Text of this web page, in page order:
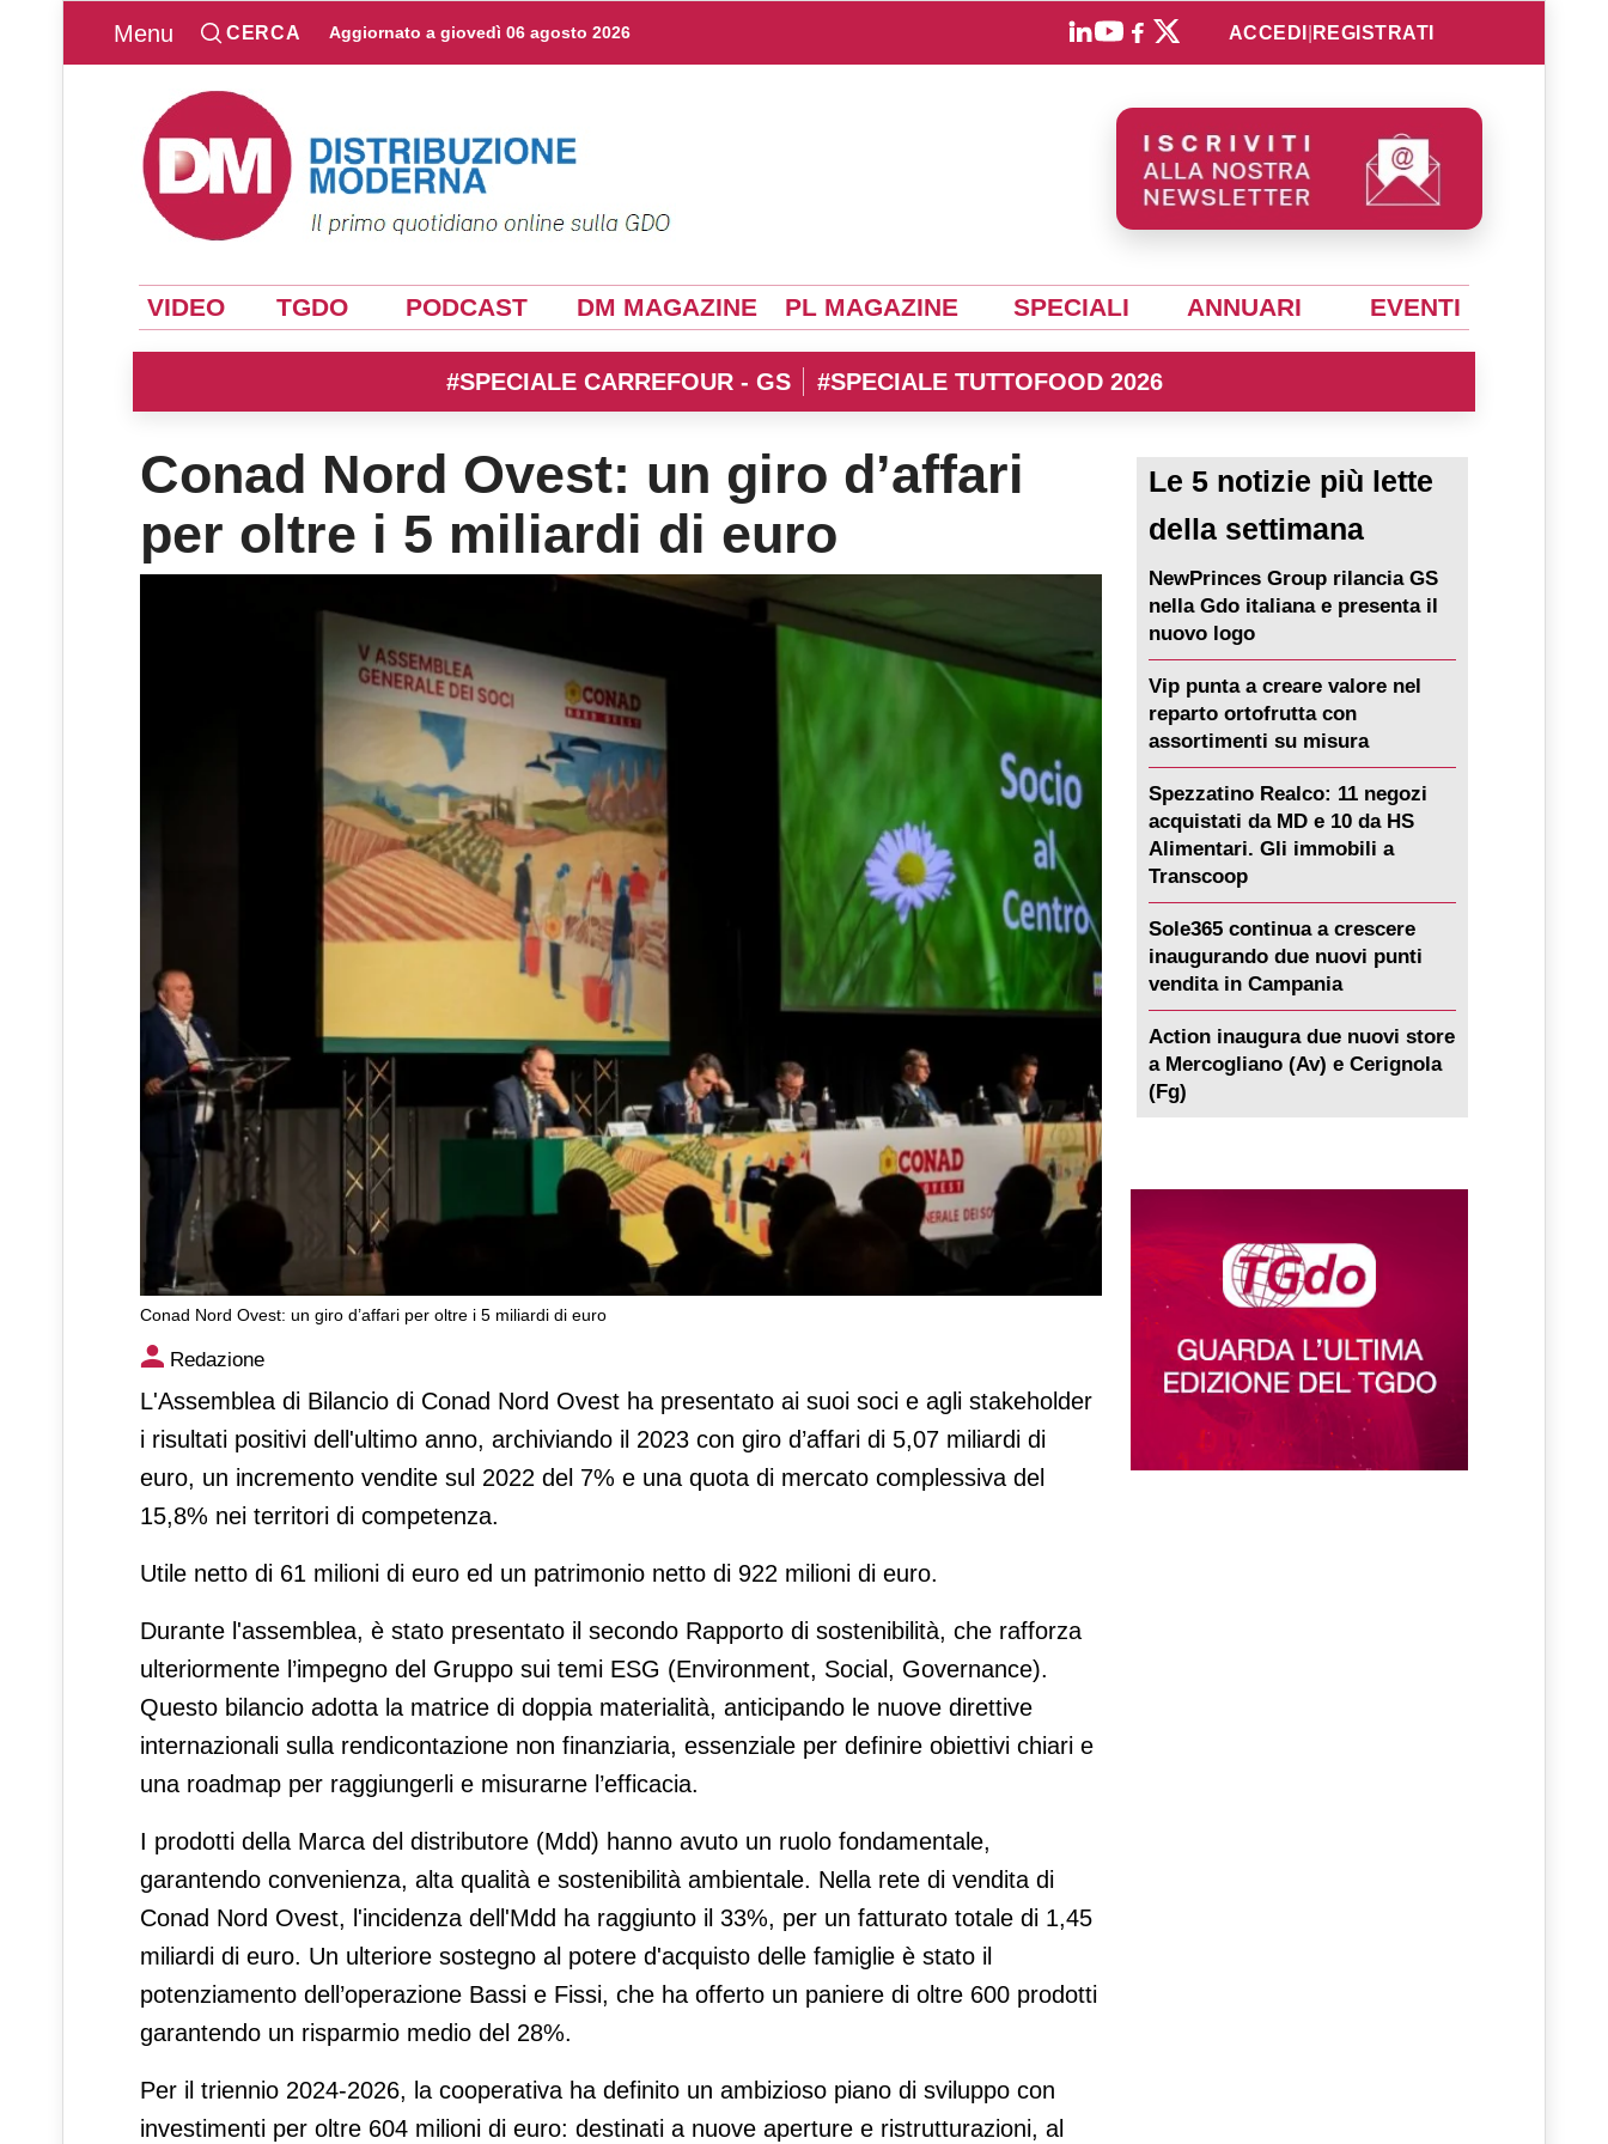
Menu CERCA Aggiornato a giovedì 06 agosto 2026 ACCEDI REGISTRATI
VIDEO TGDO PODCAST DM MAGAZINE PL MAGAZINE SPECIALI ANNUARI EVENTI
#SPECIALE CARREFOUR - GS #SPECIALE TUTTOFOOD 2026
Conad Nord Ovest: un giro d’affari
per oltre i 5 miliardi di euro
Conad Nord Ovest: un giro d’affari per oltre i 5 miliardi di euro
Conad Nord Ovest: un giro d’affari per oltre i 5 miliardi di euro
Redazione
L'Assemblea di Bilancio di Conad Nord Ovest ha presentato ai suoi soci e agli stakeholder
i risultati positivi dell'ultimo anno, archiviando il 2023 con giro d’affari di 5,07 miliardi di
euro, un incremento vendite sul 2022 del 7% e una quota di mercato complessiva del
15,8% nei territori di competenza.
Utile netto di 61 milioni di euro ed un patrimonio netto di 922 milioni di euro.
Durante l'assemblea, è stato presentato il secondo Rapporto di sostenibilità, che rafforza
ulteriormente l’impegno del Gruppo sui temi ESG (Environment, Social, Governance).
Questo bilancio adotta la matrice di doppia materialità, anticipando le nuove direttive
internazionali sulla rendicontazione non finanziaria, essenziale per definire obiettivi chiari e
una roadmap per raggiungerli e misurarne l’efficacia.
I prodotti della Marca del distributore (Mdd) hanno avuto un ruolo fondamentale,
garantendo convenienza, alta qualità e sostenibilità ambientale. Nella rete di vendita di
Conad Nord Ovest, l'incidenza dell'Mdd ha raggiunto il 33%, per un fatturato totale di 1,45
miliardi di euro. Un ulteriore sostegno al potere d'acquisto delle famiglie è stato il
potenziamento dell’operazione Bassi e Fissi, che ha offerto un paniere di oltre 600 prodotti
garantendo un risparmio medio del 28%.
Per il triennio 2024-2026, la cooperativa ha definito un ambizioso piano di sviluppo con
investimenti per oltre 604 milioni di euro: destinati a nuove aperture e ristrutturazioni, al
Le 5 notizie più lette
della settimana
NewPrinces Group rilancia GS
nella Gdo italiana e presenta il
nuovo logo
Vip punta a creare valore nel
reparto ortofrutta con
assortimenti su misura
Spezzatino Realco: 11 negozi
acquistati da MD e 10 da HS
Alimentari. Gli immobili a
Transcoop
Sole365 continua a crescere
inaugurando due nuovi punti
vendita in Campania
Action inaugura due nuovi store
a Mercogliano (Av) e Cerignola
(Fg)